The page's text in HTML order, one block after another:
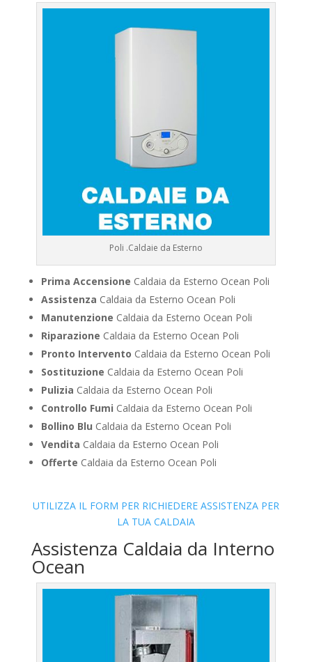
Poli .Caldaie da Esterno
Prima Accensione Caldaia da Esterno Ocean Poli
Assistenza Caldaia da Esterno Ocean Poli
Manutenzione Caldaia da Esterno Ocean Poli
Riparazione Caldaia da Esterno Ocean Poli
Pronto Intervento Caldaia da Esterno Ocean Poli
Sostituzione Caldaia da Esterno Ocean Poli
Pulizia Caldaia da Esterno Ocean Poli
Controllo Fumi Caldaia da Esterno Ocean Poli
Bollino Blu Caldaia da Esterno Ocean Poli
Vendita Caldaia da Esterno Ocean Poli
Offerte Caldaia da Esterno Ocean Poli
UTILIZZA IL FORM PER RICHIEDERE ASSISTENZA PER
LA TUA CALDAIA
Assistenza Caldaia da Interno
Ocean